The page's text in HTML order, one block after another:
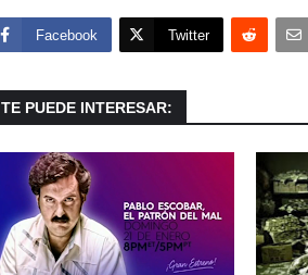
Facebook Twitter
TE PUEDE INTERESAR: